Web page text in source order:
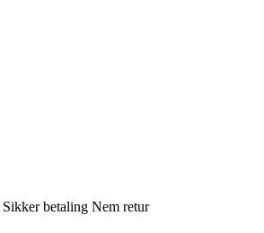
Sikker betaling Nem retur